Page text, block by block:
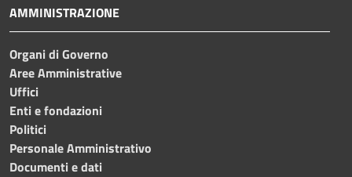
AMMINISTRAZIONE
Organi di Governo
Aree Amministrative
Uffici
Enti e fondazioni
Politici
Personale Amministrativo
Documenti e dati